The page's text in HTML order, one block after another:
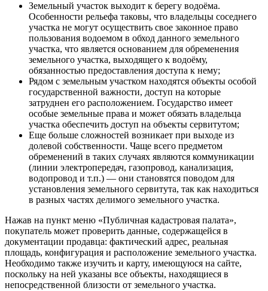
Земельный участок выходит к берегу водоёма.
Особенности рельефа таковы, что владельцы соседнего
участка не могут осуществить свое законное право
пользования водоемом в обход данного земельного
участка, что является основанием для обременения
земельного участка, выходящего к водоёму,
обязанностью предоставления доступа к нему;
Рядом с земельным участком находятся объекты особой
государственной важности, доступ на которые
затруднен его расположением. Государство имеет
особые земельные права и может обязать владельца
участка обеспечить доступ на объекты сервитутом;
Еще больше сложностей возникает при выходе из
долевой собственности. Чаще всего предметом
обременений в таких случаях являются коммуникации
(линии электропередач, газопровод, канализация,
водопровод и т.п.) — они становятся поводом для
установления земельного сервитута, так как находиться
в разных частях делимого земельного участка.
Нажав на пункт меню «Публичная кадастровая палата»,
покупатель может проверить данные, содержащейся в
документации продавца: фактический адрес, реальная
площадь, конфигурация и расположение земельного участка.
Необходимо также изучить и карту, имеющуюся на сайте,
поскольку на ней указаны все объекты, находящиеся в
непосредственной близости от земельного участка.